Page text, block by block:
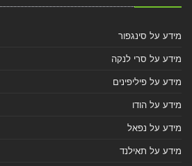
מידע על סינגפור
מידע על סרי לנקה
מידע על פיליפינים
מידע על הודו
מידע על נפאל
מידע על תאילנד